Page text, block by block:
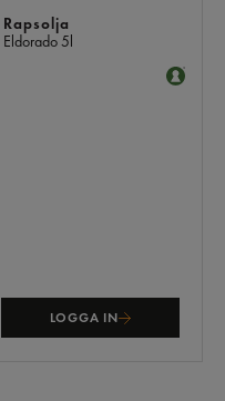
Rapsolja
Eldorado5l
LOGGA IN